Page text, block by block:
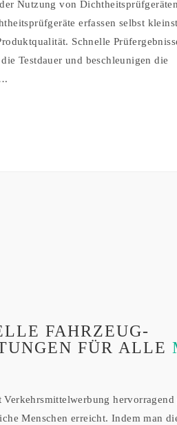
Nutzung von
erfassen selbst
Schnelle
Testdauer und beschleunigen die
FAHRZEUG-
FÜR ALLE
Menschen erreicht. Indem man